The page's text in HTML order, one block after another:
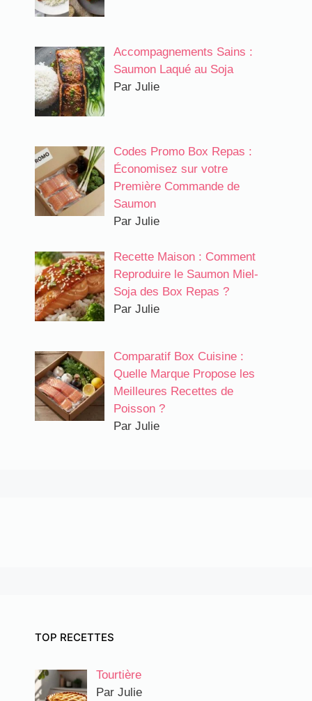
Accompagnements Sains :
Saumon Laqué au Soja
Par Julie
Codes Promo Box Repas :
Économisez sur votre
Première Commande de
Saumon
Par Julie
Recette Maison : Comment
Reproduire le Saumon Miel-
Soja des Box Repas ?
Par Julie
Comparatif Box Cuisine :
Quelle Marque Propose les
Meilleures Recettes de
Poisson ?
Par Julie
TOP RECETTES
Tourtière
Par Julie